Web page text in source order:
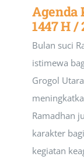
Agenda
1447 H /
Bulan suci
istimewa
Grogol
Ramadhan
karakter
kegiatan